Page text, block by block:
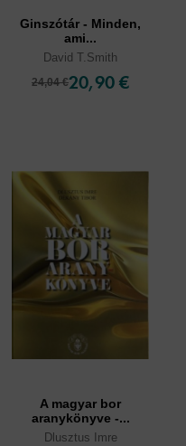
Ginszótár - Minden,
ami...
David T.Smith
24,04 €20,90 €
A magyar bor
aranykönyve -...
Dlusztus Imre